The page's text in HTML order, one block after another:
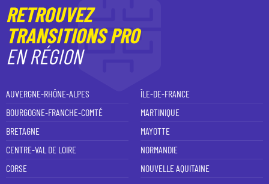
RETROUVEZ
TRANSITIONS PRO
EN RÉGION
AUVERGNE-RHÔNE-ALPES
BOURGOGNE-FRANCHE-COMTÉ
BRETAGNE
CENTRE-VAL DE LOIRE
CORSE
ÎLE-DE-FRANCE
MARTINIQUE
MAYOTTE
NORMANDIE
NOUVELLE AQUITAINE